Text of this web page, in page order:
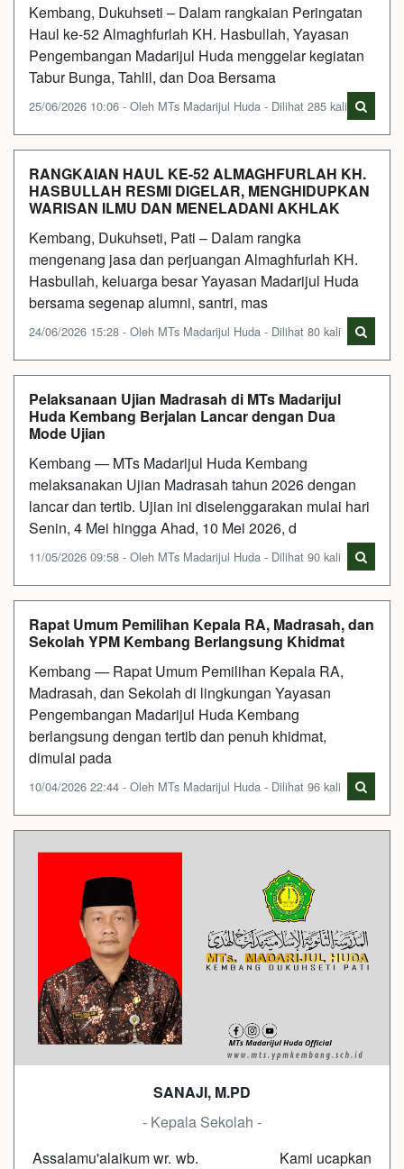
Kembang, Dukuhseti – Dalam rangkaian Peringatan
Haul ke-52 Almaghfurlah KH. Hasbullah, Yayasan
Pengembangan Madarijul Huda menggelar kegiatan
Tabur Bunga, Tahlil, dan Doa Bersama
25/06/2026 10:06 - Oleh MTs Madarijul Huda - Dilihat 285 kali
RANGKAIAN HAUL KE-52 ALMAGHFURLAH KH.
HASBULLAH RESMI DIGELAR, MENGHIDUPKAN
WARISAN ILMU DAN MENELADANI AKHLAK
Kembang, Dukuhseti, Pati – Dalam rangka
mengenang jasa dan perjuangan Almaghfurlah KH.
Hasbullah, keluarga besar Yayasan Madarijul Huda
bersama segenap alumni, santri, mas
24/06/2026 15:28 - Oleh MTs Madarijul Huda - Dilihat 80 kali
Pelaksanaan Ujian Madrasah di MTs Madarijul
Huda Kembang Berjalan Lancar dengan Dua
Mode Ujian
Kembang — MTs Madarijul Huda Kembang
melaksanakan Ujian Madrasah tahun 2026 dengan
lancar dan tertib. Ujian ini diselenggarakan mulai hari
Senin, 4 Mei hingga Ahad, 10 Mei 2026, d
11/05/2026 09:58 - Oleh MTs Madarijul Huda - Dilihat 90 kali
Rapat Umum Pemilihan Kepala RA, Madrasah, dan
Sekolah YPM Kembang Berlangsung Khidmat
Kembang — Rapat Umum Pemilihan Kepala RA,
Madrasah, dan Sekolah di lingkungan Yayasan
Pengembangan Madarijul Huda Kembang
berlangsung dengan tertib dan penuh khidmat,
dimulai pada
10/04/2026 22:44 - Oleh MTs Madarijul Huda - Dilihat 96 kali
SANAJI, M.PD
- Kepala Sekolah -
Assalamu'alaikum wr. wb. Kami ucapkan